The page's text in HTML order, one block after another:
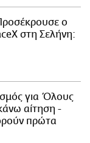
ο
στη Σελήνη:
για Όλους
αίτηση -
πρώτα